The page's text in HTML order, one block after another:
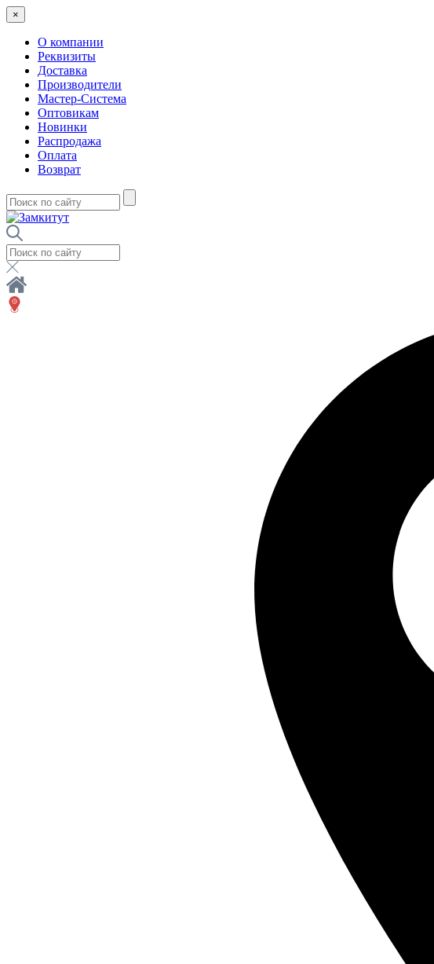
×
О компании
Реквизиты
Доставка
Производители
Мастер-Система
Оптовикам
Новинки
Распродажа
Оплата
Возврат